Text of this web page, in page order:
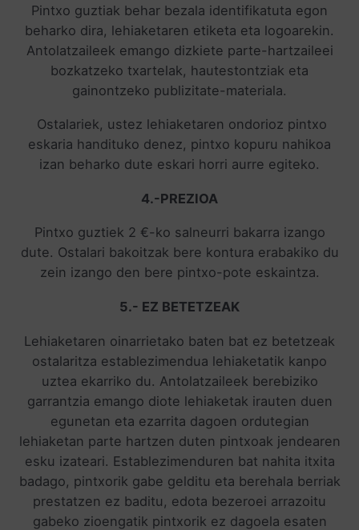
Pintxo guztiak behar bezala identifikatuta egon
beharko dira, lehiaketaren etiketa eta logoarekin.
Antolatzaileek emango dizkiete parte-hartzaileei
bozkatzeko txartelak, hautestontziak eta
gainontzeko publizitate-materiala.
Ostalariek, ustez lehiaketaren ondorioz pintxo
eskaria handituko denez, pintxo kopuru nahikoa
izan beharko dute eskari horri aurre egiteko.
4.-PREZIOA
Pintxo guztiek 2 €-ko salneurri bakarra izango
dute. Ostalari bakoitzak bere kontura erabakiko du
zein izango den bere pintxo-pote eskaintza.
5.- EZ BETETZEAK
Lehiaketaren oinarrietako baten bat ez betetzeak
ostalaritza establezimendua lehiaketatik kanpo
uztea ekarriko du. Antolatzaileek berebiziko
garrantzia emango diote lehiaketak irauten duen
egunetan eta ezarrita dagoen ordutegian
lehiaketan parte hartzen duten pintxoak jendearen
esku izateari. Establezimenduren bat nahita itxita
badago, pintxorik gabe gelditu eta berehala berriak
prestatzen ez baditu, edota bezeroei arrazoitu
gabeko zioengatik pintxorik ez dagoela esaten